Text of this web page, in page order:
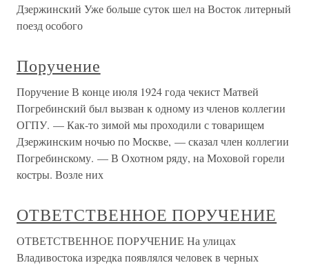
Дзержинский Уже больше суток шел на Восток литерный
поезд особого
Поручение
Поручение В конце июля 1924 года чекист Матвей
Погребинский был вызван к одному из членов коллегии
ОГПУ. — Как-то зимой мы проходили с товарищем
Дзержинским ночью по Москве, — сказал член коллегии
Погребинскому. — В Охотном ряду, на Моховой горели
костры. Возле них
ОТВЕТСТВЕННОЕ ПОРУЧЕНИЕ
ОТВЕТСТВЕННОЕ ПОРУЧЕНИЕ На улицах
Владивостока изредка появлялся человек в черных